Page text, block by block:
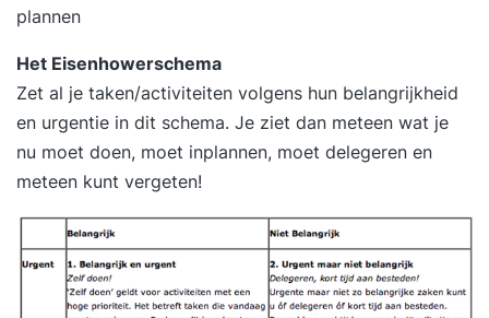
opgefrist. #Heb je ervaring opgedaan met
veelgebruikte tools om netwerkproblemen
inzichtelijk te maken. #Ben je in staat om
netwerkproblemen gericht en systematisch op te
lossen. Doelgroep : DevOps engineers,
netwerkbeheerders en systeembeheerders die
gericht netwerkproblemen willen analyseren en
oplossen in/met hun Linux-gebaseerde
infrastructuur. Voorkennis : Linux Infrastructure of
plannen
Het Eisenhowerschema
Zet al je taken/activiteiten volgens hun belangrijkheid
en urgentie in dit schema. Je ziet dan meteen wat je
nu moet doen, moet inplannen, moet delegeren en
meteen kunt vergeten!